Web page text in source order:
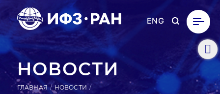
ENG
НОВОСТИ
ГЛАВНАЯ
НОВОСТИ